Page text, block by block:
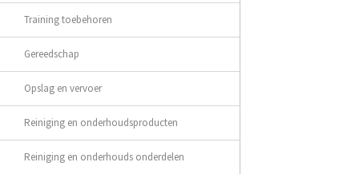
Training toebehoren
Gereedschap
Opslag en vervoer
Reiniging en onderhoudsproducten
Reiniging en onderhouds onderdelen